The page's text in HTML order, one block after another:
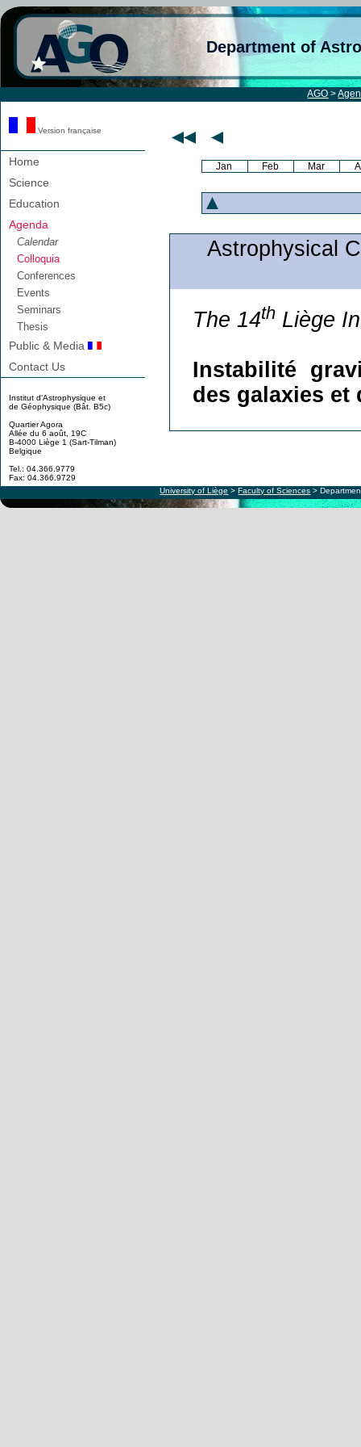
Department of
AGO >
Version française
Home
Science
Education
Agenda
Calendar
Colloquia
Conferences
Events
Seminars
Thesis
Public & Media
Contact Us
Institut d'Astrophysique et
de Géophysique (Bât. B5c)
Quartier Agora
Allée du 6 août, 19C
B-4000 Liège 1 (Sart-Tilman)
Belgique
Tel.: 04.366.9779
Fax: 04.366.9729
Jan Feb Mar
Astrophysical
The 14th Liège
Instabilité
des galaxies
University of Liège >Faculty of Sciences >